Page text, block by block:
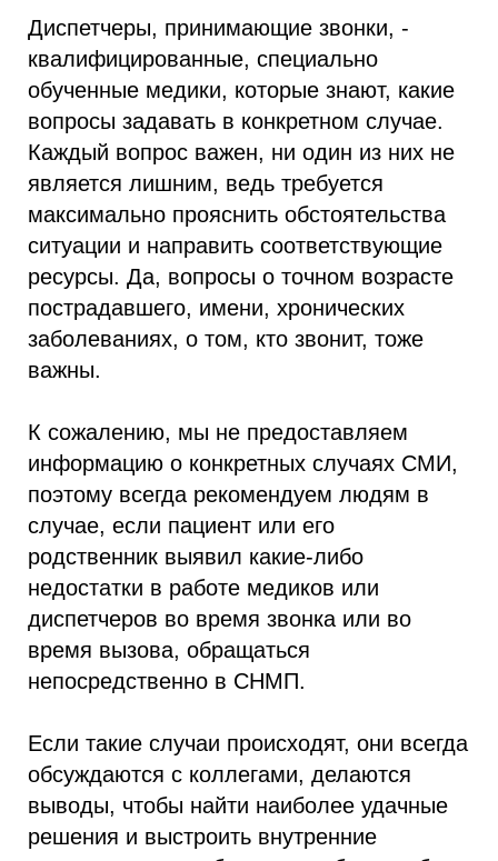
Диспетчеры, принимающие звонки, -
квалифицированные, специально
обученные медики, которые знают, какие
вопросы задавать в конкретном случае.
Каждый вопрос важен, ни один из них не
является лишним, ведь требуется
максимально прояснить обстоятельства
ситуации и направить соответствующие
ресурсы. Да, вопросы о точном возрасте
пострадавшего, имени, хронических
заболеваниях, о том, кто звонит, тоже
важны.
К сожалению, мы не предоставляем
информацию о конкретных случаях СМИ,
поэтому всегда рекомендуем людям в
случае, если пациент или его
родственник выявил какие-либо
недостатки в работе медиков или
диспетчеров во время звонка или во
время вызова, обращаться
непосредственно в СНМП.
Если такие случаи происходят, они всегда
обсуждаются с коллегами, делаются
выводы, чтобы найти наиболее удачные
решения и выстроить внутренние